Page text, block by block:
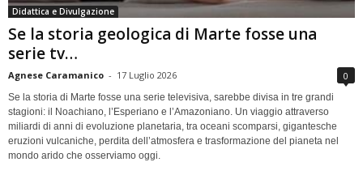
Didattica e Divulgazione
Se la storia geologica di Marte fosse una
serie tv…
Agnese Caramanico - 17 Luglio 2026 0
Se la storia di Marte fosse una serie televisiva, sarebbe divisa in tre grandi
stagioni: il Noachiano, l’Esperiano e l’Amazoniano. Un viaggio attraverso
miliardi di anni di evoluzione planetaria, tra oceani scomparsi, gigantesche
eruzioni vulcaniche, perdita dell’atmosfera e trasformazione del pianeta nel
mondo arido che osserviamo oggi.